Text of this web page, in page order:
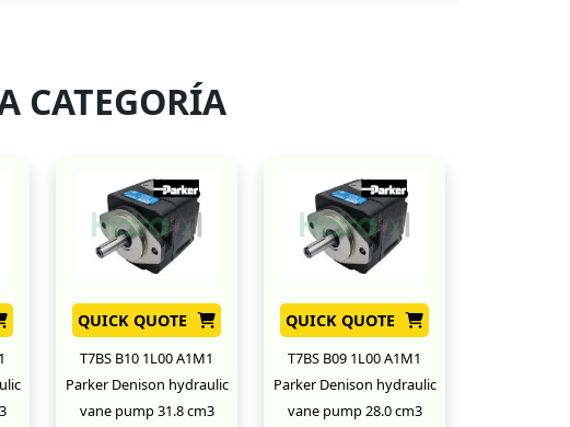
CATEGORÍA
QUICK QUOTE
T7BS B10 1L00 A1M1
Parker Denison hydraulic
vane pump 31.8 cm3
QUICK QUOTE
T7BS B09 1L00 A1M1
Parker Denison hydraulic
vane pump 28.0 cm3